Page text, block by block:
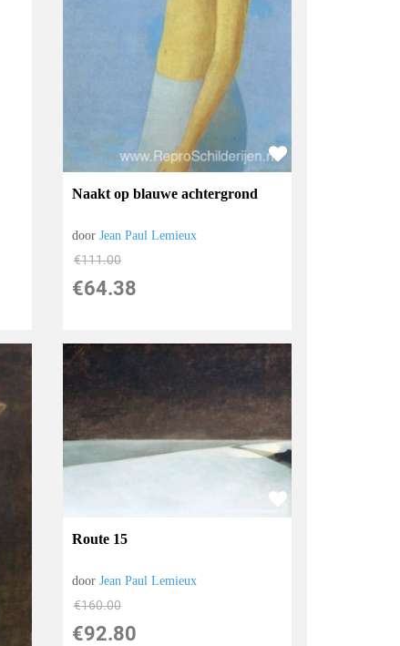
Naakt op blauwe achtergrond
doorJean Paul Lemieux
€111.00
€64.38
Route 15
doorJean Paul Lemieux
€160.00
€92.80